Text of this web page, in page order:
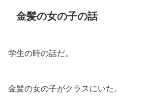
金髪の女の子の話
学生の時の話だ。
金髪の女の子がクラスにいた。